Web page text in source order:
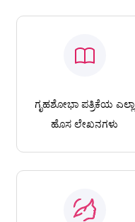
ಗೃಹಶೋಭಾ ಪತ್ರಿಕೆಯ ಎಲ್ಲಾ
ಹೊಸ ಲೇಖನಗಳು